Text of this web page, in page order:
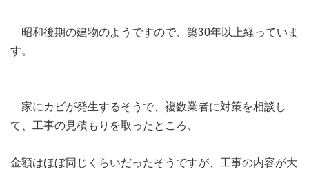
昭和後期の建物のようですので、築30年以上経っていま
す。
家にカビが発生するそうで、複数業者に対策を相談し
て、工事の見積もりを取ったところ、
金額はほぼ同じくらいだったそうですが、工事の内容が大